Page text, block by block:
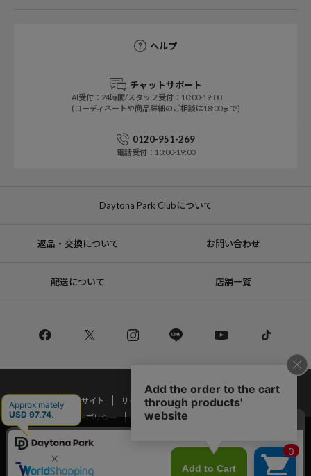
ヘルプ
チャットサポート
AI受付：24時間/スタッフ受付：10:00-19:00
(コーディネートや商品詳細のご相談は18:00まで)
0120-951-269
電話受付：10:00-19:00
Daytona Park Clubについて
返品・交換について お問い合わせ
配送について 店舗一覧
コーポレートサイト リクルート
サステナブルマークについて
プライバシーポリシー
特定商取引法・古物営業法に基づく表記
Copyright © DAYTONA INTERNATIONAL Co.,Ltd All Rights Reserved.
当サイトでは利用体験の向上およびコンテンツの最適な提供、トラフィック
の分析を目的としてCookieを使用しています。
サイトの閲覧を継続された場合、Cookieの利用に同意したことものといたし